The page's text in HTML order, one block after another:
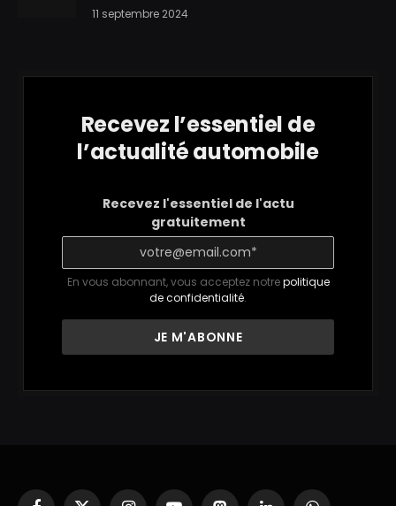
11 septembre 2024
Recevez l’essentiel de
l’actualité automobile
Recevez l'essentiel de l'actu
gratuitement
En vous abonnant, vous acceptez notrepolitique
de confidentialité.